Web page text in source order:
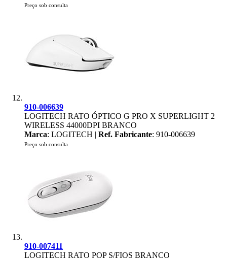
Preço sob consulta
910-006639
LOGITECH RATO ÓPTICO G PRO X SUPERLIGHT 2
WIRELESS 44000DPI BRANCO
Marca: LOGITECH | Ref. Fabricante: 910-006639
Preço sob consulta
910-007411
LOGITECH RATO POP S/FIOS BRANCO